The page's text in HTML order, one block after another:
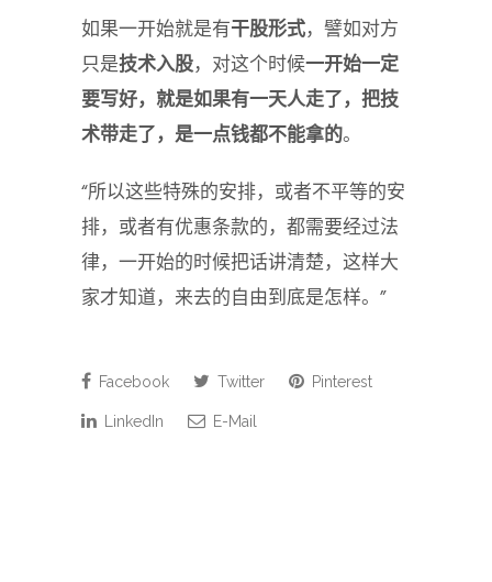
如果一开始就是有干股形式，譬如对方
只是技术入股，对这个时候一开始一定
要写好，就是如果有一天人走了，把技
术带走了，是一点钱都不能拿的。
“所以这些特殊的安排，或者不平等的安
排，或者有优惠条款的，都需要经过法
律，一开始的时候把话讲清楚，这样大
家才知道，来去的自由到底是怎样。”
Facebook Twitter Pinterest
LinkedIn E-Mail